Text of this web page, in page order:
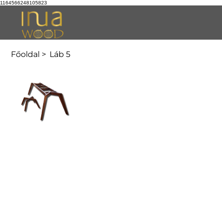
1164566248105823
Főoldal > Láb 5